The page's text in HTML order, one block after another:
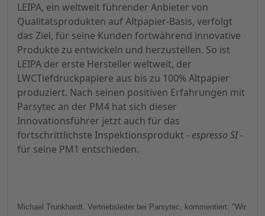
LEIPA, ein weltweit führender Anbieter von
Qualitätsprodukten auf Altpapier-Basis, verfolgt
das Ziel, für seine Kunden fortwährend innovative
Produkte zu entwickeln und herzustellen. So ist
LEIPA der erste Hersteller weltweit, der
LWCTiefdruckpapiere aus bis zu 100% Altpapier
produziert. Nach seinen positiven Erfahrungen mit
Parsytec an der PM4 hat sich dieser
Innovationsführer jetzt auch für das
fortschrittlichste Inspektionsprodukt - espresso SI-
für seine PM1 entschieden.
Michael Trunkhardt, Vertriebsleiter bei Parsytec, kommentiert: "Wir